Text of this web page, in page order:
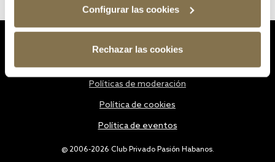
Configurar las cookies
Rechazar las cookies
@ 2006-2026 Club Privado Pasión Habanos.
Políticas de moderación
Política de cookies
Política de eventos